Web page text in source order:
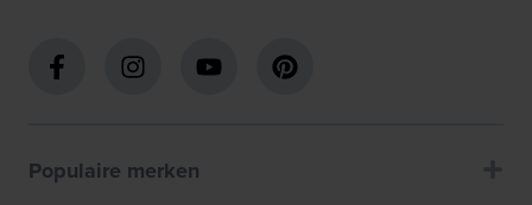
Populaire merken